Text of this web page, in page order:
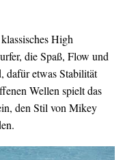
High
die Spaß, Flow und
dafür etwas Stabilität
Wellen spielt das
den Stil von Mikey